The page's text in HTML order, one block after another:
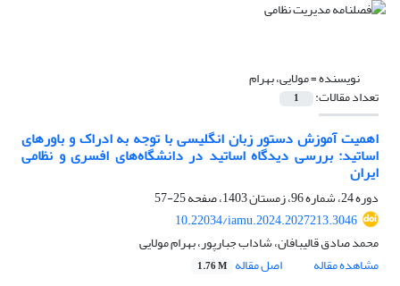
نویسنده =مولایی، بهرام
تعداد مقالات: 1
اهمیت آموزش دستور زبان انگلیسی با توجه به ادراک و باورهای
اساتید: بررسی دیدگاه اساتید در دانشگاه‌های افسری و نظامی
ایران
دوره 24، شماره 96، زمستان 1403، صفحه
25-57
10.22034/iamu.2024.2027213.3046
محمد صادق قالیبافان، شاداب جبارپور، بهرام مولایی
مشاهده مقاله
اصل مقاله 1.76 M